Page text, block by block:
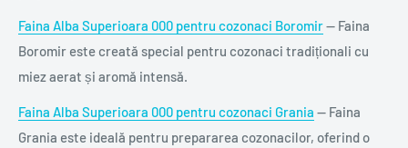
Faina Alba Superioara 000 pentru cozonaci Boromir— Faina
Boromir este creată special pentru cozonaci tradiționali cu
miez aerat și aromă intensă.
Faina Alba Superioara 000 pentru cozonaci Grania — Faina
Grania este ideală pentru prepararea cozonacilor, oferind o